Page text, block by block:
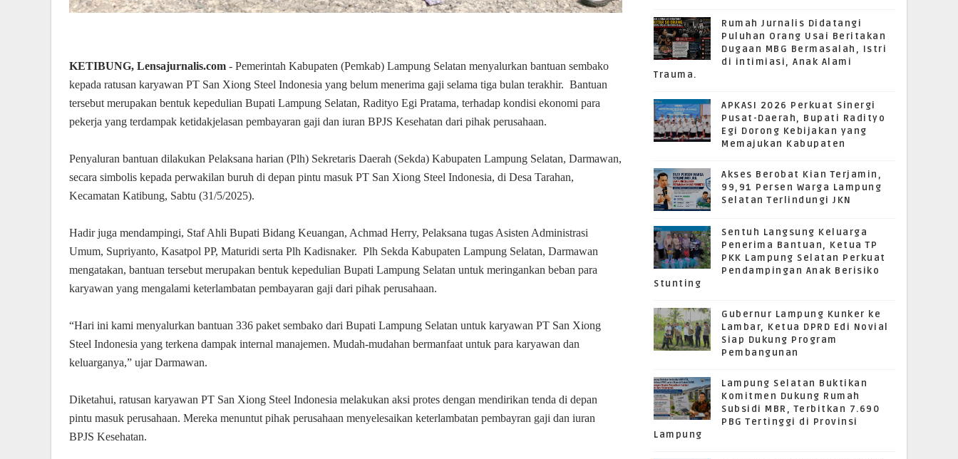
KETIBUNG, Lensajurnalis.com - Pemerintah Kabupaten (Pemkab) Lampung Selatan menyalurkan bantuan sembako
kepada ratusan karyawan PT San Xiong Steel Indonesia yang belum menerima gaji selama tiga bulan terakhir. Bantuan
tersebut merupakan bentuk kepedulian Bupati Lampung Selatan, Radityo Egi Pratama, terhadap kondisi ekonomi para
pekerja yang terdampak ketidakjelasan pembayaran gaji dan iuran BPJS Kesehatan dari pihak perusahaan.
Penyaluran bantuan dilakukan Pelaksana harian (Plh) Sekretaris Daerah (Sekda) Kabupaten Lampung Selatan, Darmawan,
secara simbolis kepada perwakilan buruh di depan pintu masuk PT San Xiong Steel Indonesia, di Desa Tarahan,
Kecamatan Katibung, Sabtu (31/5/2025).
Hadir juga mendampingi, Staf Ahli Bupati Bidang Keuangan, Achmad Herry, Pelaksana tugas Asisten Administrasi
Umum, Supriyanto, Kasatpol PP, Maturidi serta Plh Kadisnaker. Plh Sekda Kabupaten Lampung Selatan, Darmawan
mengatakan, bantuan tersebut merupakan bentuk kepedulian Bupati Lampung Selatan untuk meringankan beban para
karyawan yang mengalami keterlambatan pembayaran gaji dari pihak perusahaan.
“Hari ini kami menyalurkan bantuan 336 paket sembako dari Bupati Lampung Selatan untuk karyawan PT San Xiong
Steel Indonesia yang terkena dampak internal manajemen. Mudah-mudahan bermanfaat untuk para karyawan dan
keluarganya,” ujar Darmawan.
Diketahui, ratusan karyawan PT San Xiong Steel Indonesia melakukan aksi protes dengan mendirikan tenda di depan
pintu masuk perusahaan. Mereka menuntut pihak perusahaan menyelesaikan keterlambatan pembayran gaji dan iuran
BPJS Kesehatan.
Rumah Jurnalis Didatangi
Puluhan Orang Usai Beritakan
Dugaan MBG Bermasalah, Istri
di intimiasi, Anak Alami
Trauma.
APKASI 2026 Perkuat Sinergi
Pusat-Daerah, Bupati Radityo
Egi Dorong Kebijakan yang
Memajukan Kabupaten
Akses Berobat Kian Terjamin,
99,91 Persen Warga Lampung
Selatan Terlindungi JKN
Sentuh Langsung Keluarga
Penerima Bantuan, Ketua TP
PKK Lampung Selatan Perkuat
Pendampingan Anak Berisiko
Stunting
Gubernur Lampung Kunker ke
Lambar, Ketua DPRD Edi Novial
Siap Dukung Program
Pembangunan
Lampung Selatan Buktikan
Komitmen Dukung Rumah
Subsidi MBR, Terbitkan 7.690
PBG Tertinggi di Provinsi
Lampung